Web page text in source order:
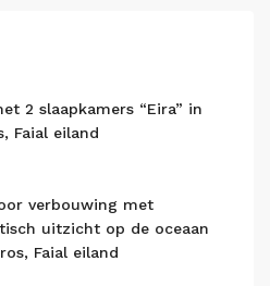
2 slaapkamers “Eira” in
Faial eiland
verbouwing met
uitzicht op de oceaan
Faial eiland